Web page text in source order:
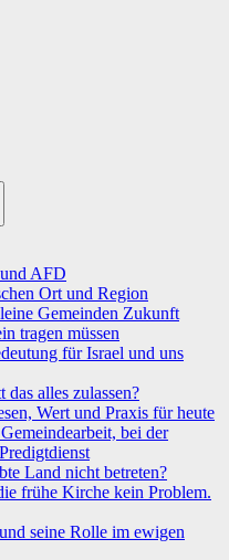
AFD
Ort und Region
Gemeinden Zukunft
tragen müssen
für Israel und uns
alles zulassen?
Wert und Praxis für heute
bei der
Land nicht betreten?
frühe Kirche kein Problem.
seine Rolle im ewigen